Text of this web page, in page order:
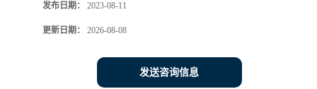
发布日期： 2023-08-11
更新日期： 2026-08-08
发送咨询信息